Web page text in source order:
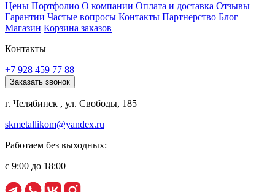
Цены Портфолио О компании Оплата и доставка Отзывы
Гарантии Частые вопросы Контакты Партнерство Блог
Магазин Корзина заказов
Контакты
+7 928 459 77 88
Заказать звонок
г. Челябинск , ул. Свободы, 185
skmetallikom@yandex.ru
Работаем без выходных:
с 9:00 до 18:00